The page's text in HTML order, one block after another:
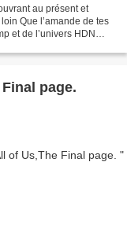
au présent et
Que l’amande de tes
et de l’univers HDN
page.